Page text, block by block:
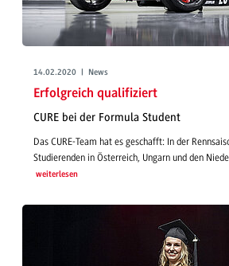
14.02.2020 | News
Erfolgreich qualifiziert
CURE bei der Formula Student
Das CURE-Team hat es geschafft: In der
Studierenden in Österreich, Ungarn und den
weiterlesen